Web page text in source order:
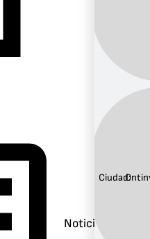
Noticias
Ciudad: